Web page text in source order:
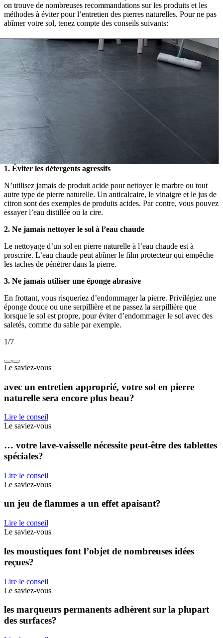
on trouve de nombreuses recommandations sur les produits et les
méthodes à éviter pour l’entretien des pierres naturelles. Pour ne pas
abîmer votre sol, tenez compte des conseils suivants:
1. Éviter les détergents agressifs
N’utilisez jamais de produit acide pour nettoyer le marbre ou tout
autre type de pierre naturelle. Un anticalcaire, le vinaigre et le jus de
citron sont des exemples de produits acides. Par contre, vous pouvez
essayer l’eau distillée ou la cire.
2. Ne jamais nettoyer le sol à l’eau chaude
Le nettoyage d’un sol en pierre naturelle à l’eau chaude est à
proscrire. L’eau chaude peut abîmer le film protecteur qui empêche
les taches de pénétrer dans la pierre.
3. Ne jamais utiliser une éponge abrasive
En frottant, vous risqueriez d’endommager la pierre. Privilégiez une
éponge douce ou une serpillière et ne passez la serpillière que
lorsque le sol est propre, pour éviter d’endommager le sol avec des
saletés, comme du sable par exemple.
1/7
Le saviez-vous
avec un entretien approprié, votre sol en pierre
naturelle sera encore plus beau?
Lire le conseil
Le saviez-vous
… votre lave-vaisselle nécessite peut-être des tablettes
spéciales?
Lire le conseil
Le saviez-vous
un jeu de flammes a un effet apaisant?
Lire le conseil
Le saviez-vous
les moustiques font l’objet de nombreuses idées
reçues?
Lire le conseil
Le saviez-vous
les marqueurs permanents adhèrent sur la plupart
des surfaces?